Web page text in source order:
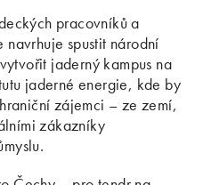
pracovníků a
navrhuje spustit národní
jaderný kampus na
jaderné energie, kde by
zájemci – ze zemí,
zákazníky